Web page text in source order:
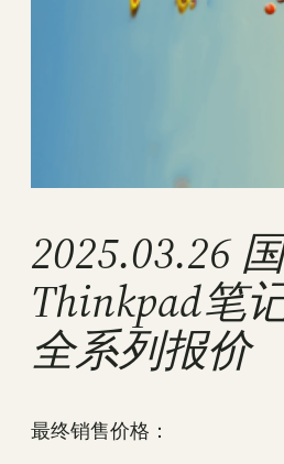
2025.03.26
Thinkpad笔
全系列报价
最终销售价格：